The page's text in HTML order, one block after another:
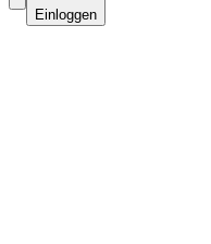
Einloggen